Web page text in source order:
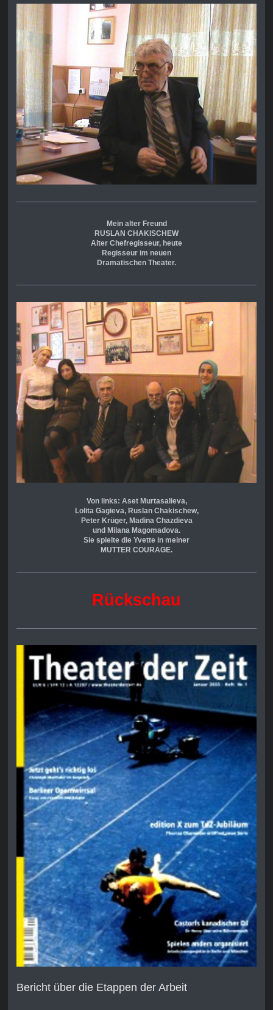
Mein alter Freund
RUSLAN CHAKISCHEW
Alter Chefregisseur, heute
Regisseur im neuen
Dramatischen Theater.
Von links: Aset Murtasalieva,
Lolita Gagieva, Ruslan Chakischew,
Peter Krüger, Madina Chazdieva
und Milana Magomadova.
Sie spielte die Yvette in meiner
MUTTER COURAGE.
Rückschau
Bericht über die Etappen der Arbeit